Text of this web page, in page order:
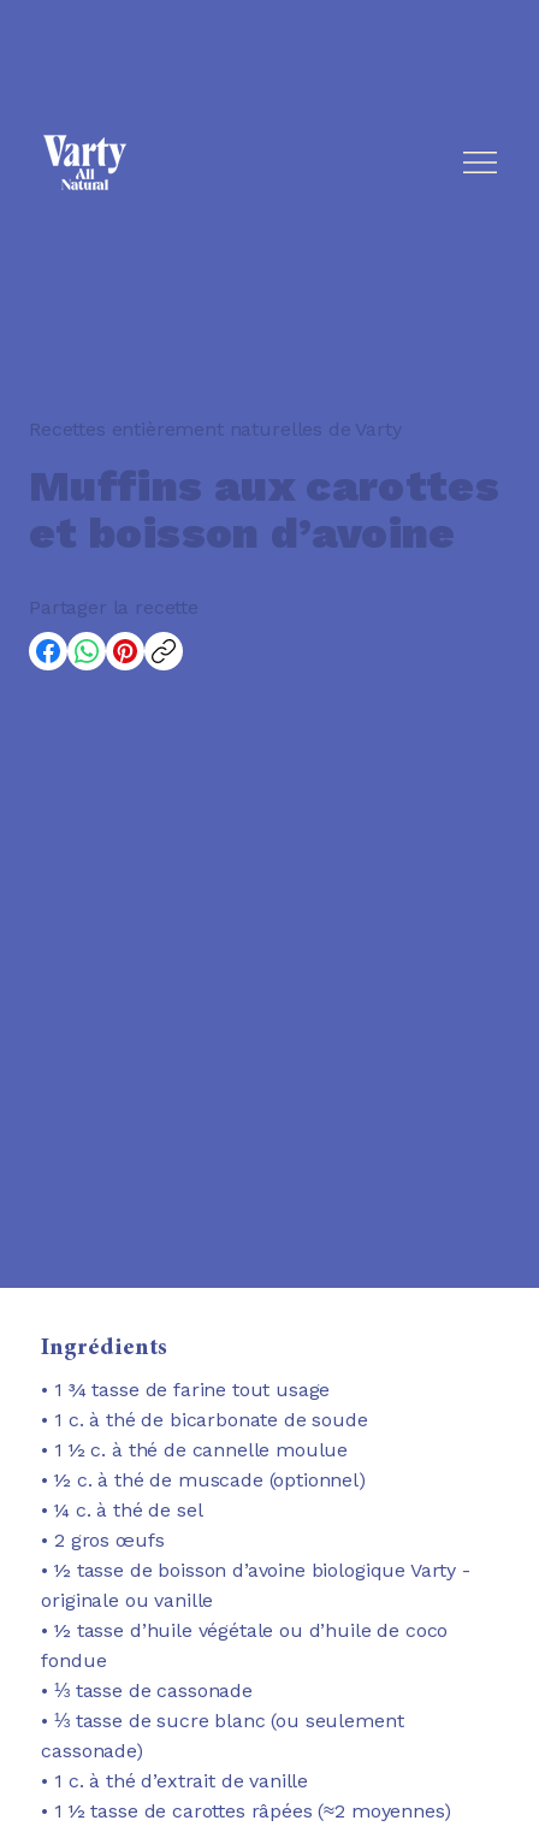
Recettes entièrement naturelles de Varty
Muffins aux carottes
et boisson d’avoine
Partager la recette
Ingrédients
• 1 ¾ tasse de farine tout usage
• 1 c. à thé de bicarbonate de soude
• 1 ½ c. à thé de cannelle moulue
• ½ c. à thé de muscade (optionnel)
• ¼ c. à thé de sel
• 2 gros œufs
• ½ tasse de boisson d’avoine biologique Varty -
originale ou vanille
• ½ tasse d’huile végétale ou d’huile de coco
fondue
• ⅓ tasse de cassonade
• ⅓ tasse de sucre blanc (ou seulement
cassonade)
• 1 c. à thé d’extrait de vanille
• 1 ½ tasse de carottes râpées (≈2 moyennes)